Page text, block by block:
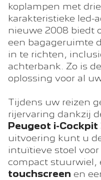
koplampen met
karakteristieke led-
nieuwe 2008 biedt
een bagageruimte
in te richten,
achterbank. Zo is
oplossing voor al
Tijdens uw reizen
rijervaring dankzij
Peugeot i-Cockpit
uitvoering kunt u
intuïtieve stoel
compact stuurwiel,
touchscreen en